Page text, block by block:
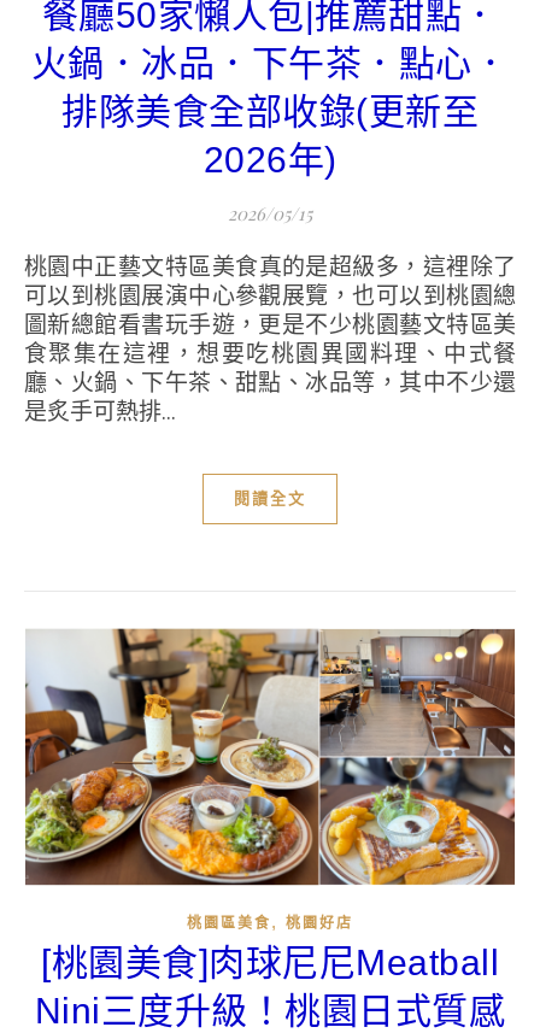
餐廳50家懶人包|推薦甜點．
火鍋．冰品．下午茶．點心．
排隊美食全部收錄(更新至
2026年)
2026/05/15
桃園中正藝文特區美食真的是超級多，這裡除了
可以到桃園展演中心參觀展覽，也可以到桃園總
圖新總館看書玩手遊，更是不少桃園藝文特區美
食聚集在這裡，想要吃桃園異國料理、中式餐
廳、火鍋、下午茶、甜點、冰品等，其中不少還
是炙手可熱排...
閱讀全文
桃園區美食 , 桃園好店
[桃園美食]肉球尼尼Meatball
Nini三度升級！桃園日式質感